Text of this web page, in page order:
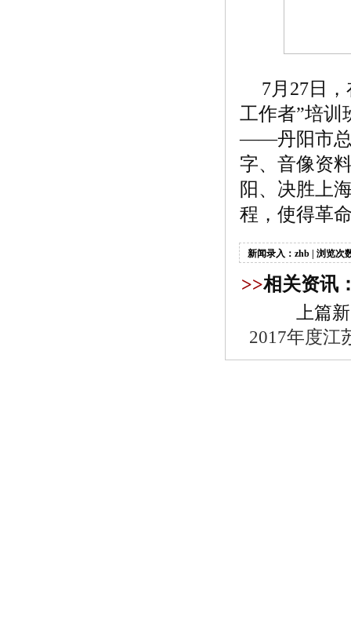
7月27日
工作者”培训
——丹阳市总
字、音像资
阳、决胜上
程，使得革
新闻录入：zhb | 浏览次
>>相关资讯
上篇
2017年度江